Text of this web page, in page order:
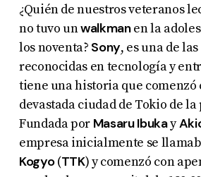
¿Quién de nuestros veteranos
no tuvo unwalkmanen la
los noventa? Sony, es una de
reconocidas en tecnología y
tiene una historia que comenzó
devastada ciudad de Tokio de
Fundada por Masaru Ibukay
empresa inicialmente se
Kogyo(TTK) y comenzó con